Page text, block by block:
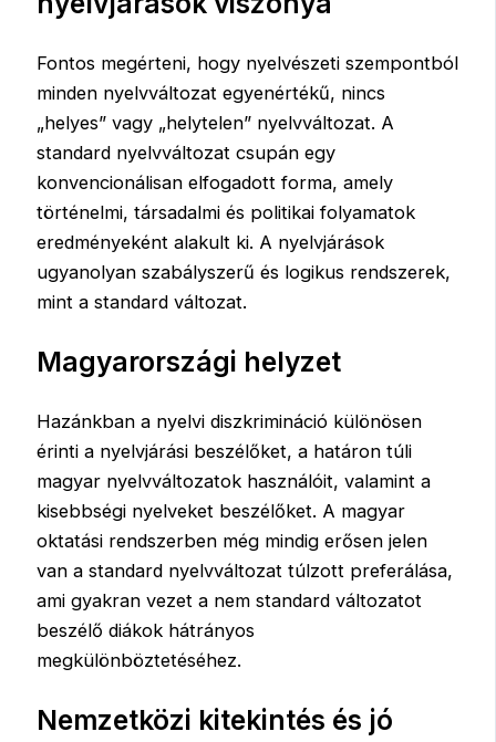
Fontos megérteni, hogy nyelvészeti szempontból
minden nyelvváltozat egyenértékű, nincs
„helyes” vagy „helytelen” nyelvváltozat. A
standard nyelvváltozat csupán egy
konvencionálisan elfogadott forma, amely
történelmi, társadalmi és politikai folyamatok
eredményeként alakult ki. A nyelvjárások
ugyanolyan szabályszerű és logikus rendszerek,
mint a standard változat.
Magyarországi helyzet
Hazánkban a nyelvi diszkrimináció különösen
érinti a nyelvjárási beszélőket, a határon túli
magyar nyelvváltozatok használóit, valamint a
kisebbségi nyelveket beszélőket. A magyar
oktatási rendszerben még mindig erősen jelen
van a standard nyelvváltozat túlzott preferálása,
ami gyakran vezet a nem standard változatot
beszélő diákok hátrányos
megkülönböztetéséhez.
Nemzetközi kitekintés és jó